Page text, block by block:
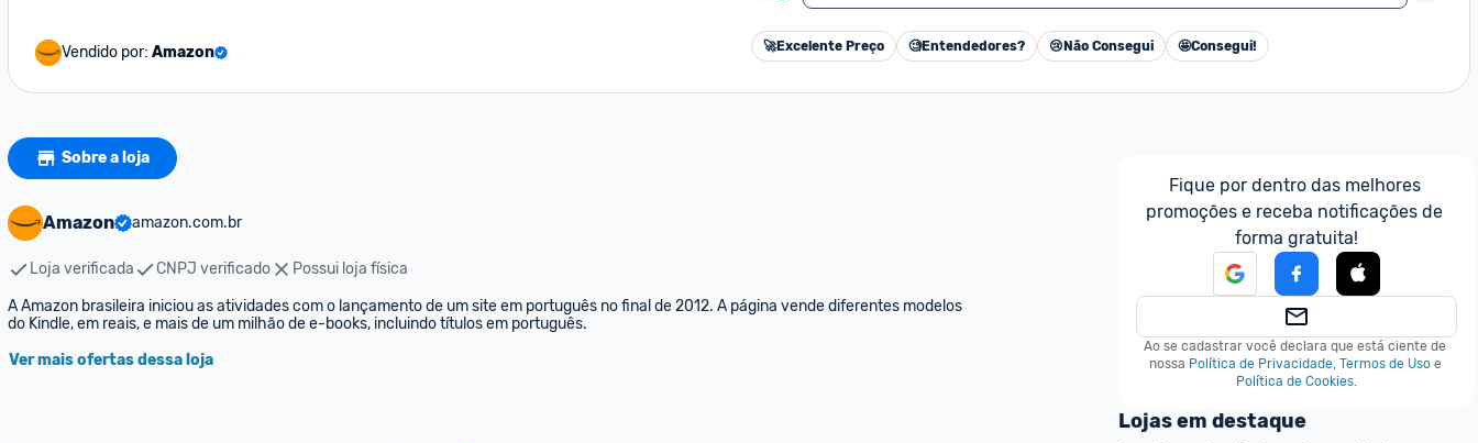
Vendido por: Amazon 🚀Excelente Preço 🧐Entendedores? 😢 Não Consegui 🤩Consegui!
Sobre a loja
Amazon amazon.com.br
Loja verificada CNPJ verificado
Possui loja física
A Amazon brasileira iniciou as atividades com o lançamento de um site em português no final de 2012. A página vende diferentes modelos
do Kindle, em reais, e mais de um milhão de e-books, incluindo títulos em português.
Ver mais ofertas dessa loja
Fique por dentro das melhores
promoções e receba notificações de
forma gratuita!
Ao se cadastrar você declara que está ciente de
nossa Política de Privacidade, Termos de Uso e
Política de Cookies.
Lojas em destaque